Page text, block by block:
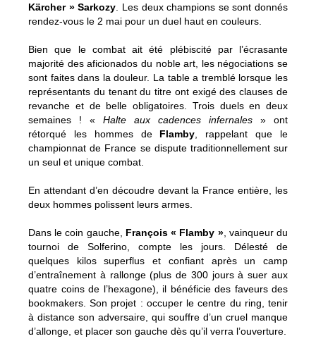
Kärcher » Sarkozy . Les deux champions se sont donnés
rendez-vous le 2 mai pour un duel haut en couleurs.
Bien que le combat ait été plébiscité par l’écrasante
majorité des aficionados du noble art, les négociations se
sont faites dans la douleur. La table a tremblé lorsque les
représentants du tenant du titre ont exigé des clauses de
revanche et de belle obligatoires. Trois duels en deux
semaines ! « Halte aux cadences infernales » ont
rétorqué les hommes de Flamby , rappelant que le
championnat de France se dispute traditionnellement sur
un seul et unique combat.
En attendant d’en découdre devant la France entière, les
deux hommes polissent leurs armes.
Dans le coin gauche, François « Flamby », vainqueur du
tournoi de Solferino, compte les jours. Délesté de
quelques kilos superflus et confiant après un camp
d’entraînement à rallonge (plus de 300 jours à suer aux
quatre coins de l’hexagone), il bénéficie des faveurs des
bookmakers. Son projet : occuper le centre du ring, tenir
à distance son adversaire, qui souffre d’un cruel manque
d’allonge, et placer son gauche dès qu’il verra l’ouverture.